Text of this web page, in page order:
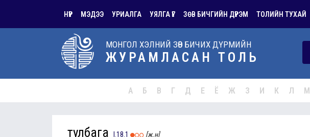
НҮҮР МЭДЭЭ УРИАЛГА УЯЛГА ҮГ ЗӨВ БИЧГИЙН ДҮРЭМ ТОЛИЙН ТУХАЙ
МОНГОЛ ХЭЛНИЙ ЗӨВ БИЧИХ ДҮРМИЙН
ЖУРАМЛАСАН ТОЛЬ
А Б В Г Д Е Ё Ж З И К Л М
тулбага I.18.1 [ж.н]